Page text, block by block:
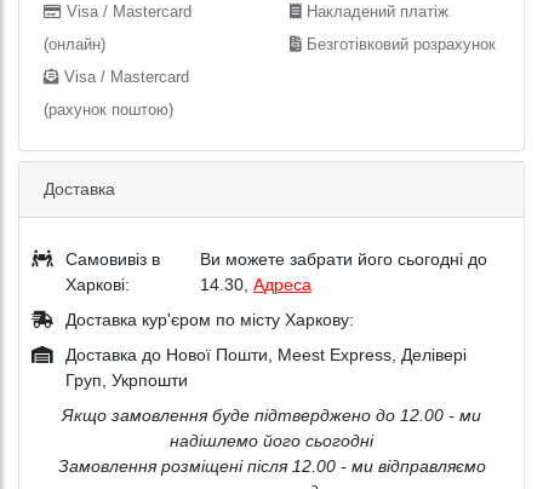
Visa / Mastercard
(онлайн)
Visa / Mastercard
(рахунок поштою)
Накладений платіж
Безготівковий розрахунок
Доставка
Самовивіз в
Харкові:
Ви можете забрати його сьогодні до
14.30, Адреса
Доставка кур'єром по місту Харкову:
Доставка до Нової Пошти, Meest Express, Делівері
Груп, Укрпошти
Якщо замовлення буде підтверджено до 12.00 - ми
надішлемо його сьогодні
Замовлення розміщені після 12.00 - ми відправляємо